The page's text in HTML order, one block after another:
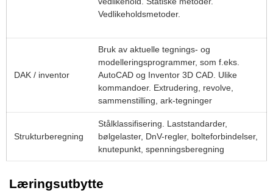
Vedlikeholdsmetoder.
DAK / inventor
Bruk av aktuelle tegnings- og
modelleringsprogrammer, som f.eks.
AutoCAD og Inventor 3D CAD. Ulike
kommandoer. Extrudering, revolve,
sammenstilling, ark-tegninger
Strukturberegning
Stålklassifisering. Laststandarder,
bølgelaster, DnV-regler, bolteforbindelser,
knutepunkt, spenningsberegning
Læringsutbytte